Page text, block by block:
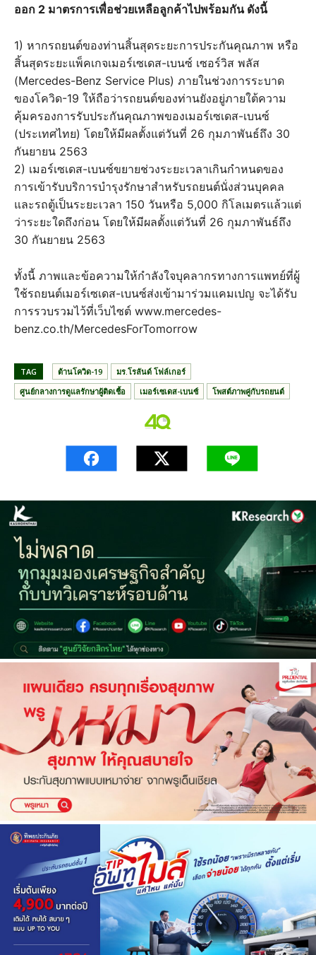
ออก 2 มาตรการเพื่อช่วยเหลือลูกค้าไปพร้อมกัน ดังนี้
1) หากรถยนต์ของท่านสิ้นสุดระยะการประกันคุณภาพ หรือ
สิ้นสุดระยะแพ็คเกจเมอร์เซเดส-เบนซ์ เซอร์วิส พลัส
(Mercedes-Benz Service Plus) ภายในช่วงการระบาด
ของโควิด-19 ให้ถือว่ารถยนต์ของท่านยังอยู่ภายใต้ความ
คุ้มครองการรับประกันคุณภาพของเมอร์เซเดส-เบนซ์
(ประเทศไทย) โดยให้มีผลตั้งแต่วันที่ 26 กุมภาพันธ์ถึง 30
กันยายน 2563
2) เมอร์เซเดส-เบนซ์ขยายช่วงระยะเวลาเกินกำหนดของ
การเข้ารับบริการบำรุงรักษาสำหรับรถยนต์นั่งส่วนบุคคล
และรถตู้เป็นระยะเวลา 150 วันหรือ 5,000 กิโลเมตรแล้วแต่
ว่าระยะใดถึงก่อน โดยให้มีผลตั้งแต่วันที่ 26 กุมภาพันธ์ถึง
30 กันยายน 2563
ทั้งนี้ ภาพและข้อความให้กำลังใจบุคลากรทางการแพทย์ที่ผู้
ใช้รถยนต์เมอร์เซเดส-เบนซ์ส่งเข้ามาร่วมแคมเปญ จะได้รับ
การรวบรวมไว้ที่เว็บไซต์ www.mercedes-
benz.co.th/MercedesForTomorrow
TAG ต้านโควิด-19
มร.โรลันด์ โฟล์เกอร์
ศูนย์กลางการดูแลรักษาผู้ติดเชื้อ
เมอร์เซเดส-เบนซ์ โพสต์ภาพคู่กับรถยนต์